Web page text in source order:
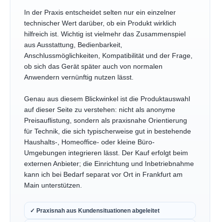
In der Praxis entscheidet selten nur ein einzelner
technischer Wert darüber, ob ein Produkt wirklich
hilfreich ist. Wichtig ist vielmehr das Zusammenspiel
aus Ausstattung, Bedienbarkeit,
Anschlussmöglichkeiten, Kompatibilität und der Frage,
ob sich das Gerät später auch von normalen
Anwendern vernünftig nutzen lässt.
Genau aus diesem Blickwinkel ist die Produktauswahl
auf dieser Seite zu verstehen: nicht als anonyme
Preisauflistung, sondern als praxisnahe Orientierung
für Technik, die sich typischerweise gut in bestehende
Haushalts-, Homeoffice- oder kleine Büro-
Umgebungen integrieren lässt. Der Kauf erfolgt beim
externen Anbieter; die Einrichtung und Inbetriebnahme
kann ich bei Bedarf separat vor Ort in Frankfurt am
Main unterstützen.
✓ Praxisnah aus Kundensituationen abgeleitet